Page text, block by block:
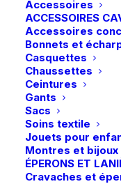
Accessoires
ACCESSOIRES
Accessoires
Bonnets et
Casquettes
Chaussettes
Ceintures
Gants
Sacs
Soins textile
Jouets pour
Montres et bijoux
ÉPERONS ET
Cravaches et